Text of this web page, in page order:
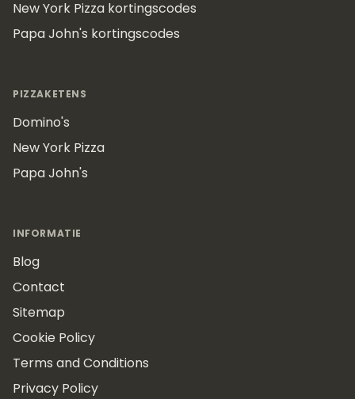
New York Pizza kortingscodes
Papa John's kortingscodes
PIZZAKETENS
Domino's
New York Pizza
Papa John's
INFORMATIE
Blog
Contact
Sitemap
Cookie Policy
Terms and Conditions
Privacy Policy